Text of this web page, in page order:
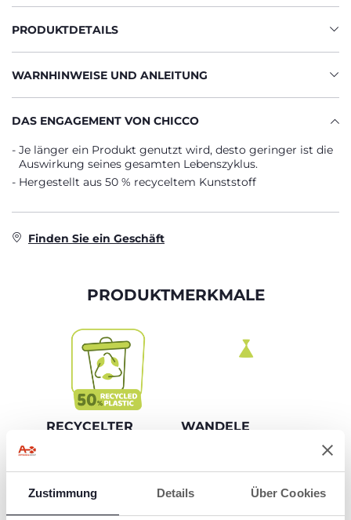
Zustimmung Details Über Cookies
PRODUKTDETAILS
WARNHINWEISE UND ANLEITUNG
DAS ENGAGEMENT VON CHICCO
Je länger ein Produkt genutzt wird, desto geringer ist die
Auswirkung seines gesamten Lebenszyklus.
Hergestellt aus 50 % recyceltem Kunststoff
Finden Sie ein Geschäft
PRODUKTMERKMALE
RECYCELTER
hergestellt
WANDELE
MÜLLEIMER UM!